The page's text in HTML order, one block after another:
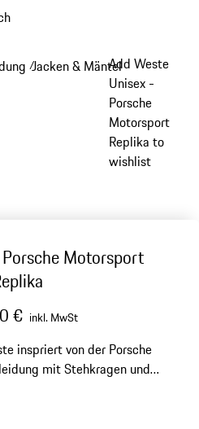
/Jacken & Mäntel/
Add Weste
Unisex -
Porsche
Motorsport
Replika to
wishlist
Motorsport
€ inkl. MwSt
inspriert von der Porsche
mit Stehkragen und